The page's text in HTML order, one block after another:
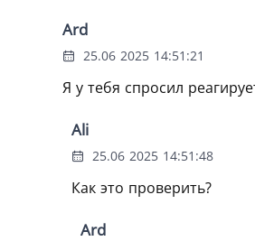
Ard
25.06 2025 14:51:21
Я у тебя спросил
Ali
25.06 2025 14:51:48
Как это проверить?
Ard